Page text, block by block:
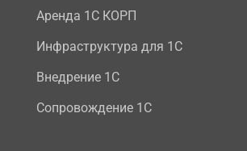
Аренда 1С КОРП
Инфраструктура для 1С
Внедрение 1С
Сопровождение 1С